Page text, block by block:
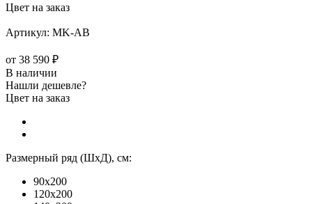
Цвет на заказ
Артикул: MK-АВ
от 38 590 ₽
В наличии
Нашли дешевле?
Цвет на заказ
Размерный ряд (ШхД), см:
90x200
120x200